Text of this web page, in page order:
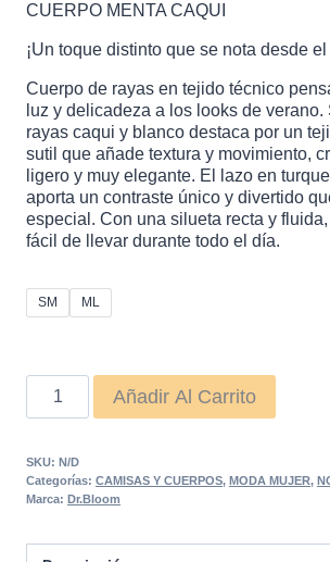
original
era:
actual
es:
69,00 €.
CUERPO MENTA CAQUI
¡Un toque distinto que se nota desde
Cuerpo de rayas en tejido técnico
luz y delicadeza a los looks de verano.
rayas caqui y blanco destaca por un
sutil que añade textura y movimiento,
ligero y muy elegante. El lazo en
aporta un contraste único y divertido
especial. Con una silueta recta y
fácil de llevar durante todo el día.
SM ML
CUERPO
MENTA
cantidad
Añadir Al Carrito
SKU: N/D
Categorías: CAMISAS Y CUERPOS, MODA MUJER,
Marca: Dr.Bloom